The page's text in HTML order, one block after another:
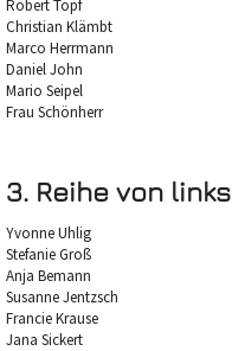
Robert Topf
Christian Klämbt
Marco Herrmann
Daniel John
Mario Seipel
Frau Schönherr
3. Reihe von links
Yvonne Uhlig
Stefanie Groß
Anja Bemann
Susanne Jentzsch
Francie Krause
Jana Sickert